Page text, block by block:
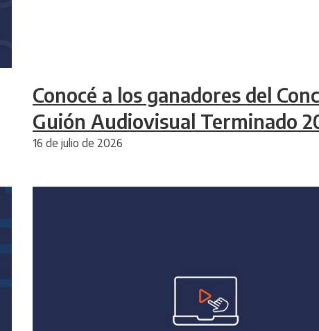
Conocé a los ganadores del
Guión Audiovisual Terminado
16 de julio de 2026